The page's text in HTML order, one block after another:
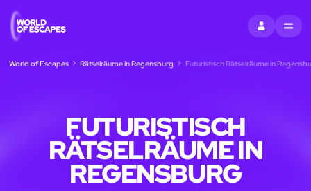
EINTRAGEN
MENU
World of Escapes Rätselräume in Regensburg Futuristisch Rätselräume in
FUTURISTISCH
RÄTSELRÄUME IN
REGENSBURG